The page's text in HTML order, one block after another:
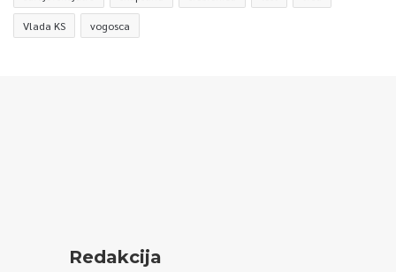
Vlada KS vogosca
Redakcija